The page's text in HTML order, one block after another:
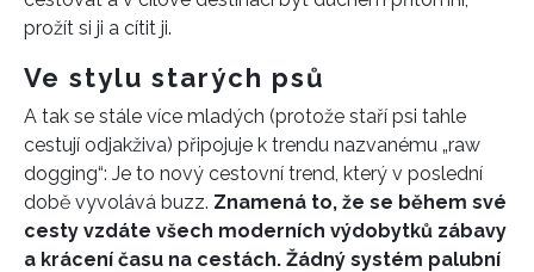
prožít si ji a cítit ji.
Ve stylu starých psů
A tak se stále více mladých (protože staří psi tahle
cestují odjakživa) připojuje k trendu nazvanému „raw
dogging“: Je to nový cestovní trend, který v poslední
době vyvolává buzz. Znamená to, že se během své
cesty vzdáte všech moderních výdobytků zábavy
a krácení času na cestách. Žádný systém palubní